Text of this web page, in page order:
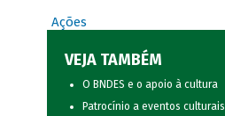
Ações
VEJA TAMBÉM
O BNDES e o apoio à cultura
Patrocínio a eventos culturais